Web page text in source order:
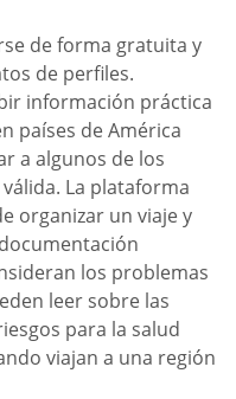
de forma gratuita y
de perfiles.
información práctica
países de América
a algunos de los
La plataforma
organizar un viaje y
los problemas
leer sobre las
para la salud
viajan a una región